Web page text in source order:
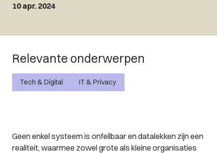
10 apr. 2024
Relevante onderwerpen
Tech & Digital IT & Privacy
Geen enkel systeem is onfeilbaar en datalekken zijn een
realiteit, waarmee zowel grote als kleine organisaties